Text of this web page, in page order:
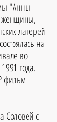
"Анны
женщины,
лагерей
на
во
года.
фильм
Соловей с